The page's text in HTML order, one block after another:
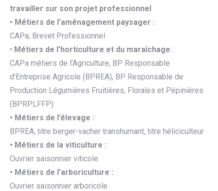
travailler sur son projet professionnel
• Métiers de l’aménagement paysager :
CAPa, Brevet Professionnel
• Métiers de l’horticulture et du maraîchage :
CAPa métiers de l’Agriculture, BP Responsable
d’Entreprise Agricole (BPREA), BP Responsable de
Production Légumières Fruitières, Florales et Pépinières
(BPRPLFFP)
• Métiers de l’élevage :
BPREA, titre berger-vacher transhumant, titre héliciculteur
• Métiers de la viticulture :
Ouvrier saisonnier viticole
• Métiers de l’arboriculture :
Ouvrier saisonnier arboricole